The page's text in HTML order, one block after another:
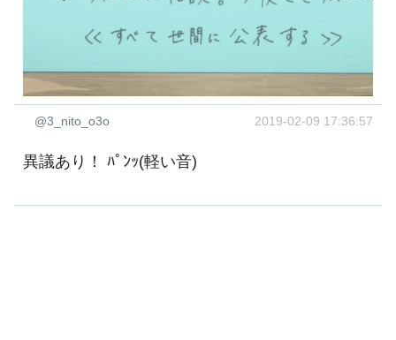
@3_nito_o3o 2019-02-09 17:36:57
異議あり！ ﾊﾟﾝｯ(軽い音)